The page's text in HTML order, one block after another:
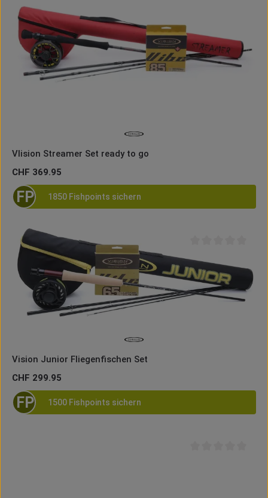
VIision Streamer Set ready to go
Regulärer Preis:
CHF 369.95
FP 1850 Fishpoints sichern
Vision Junior Fliegenfischen Set
Regulärer Preis:
CHF 299.95
FP 1500 Fishpoints sichern